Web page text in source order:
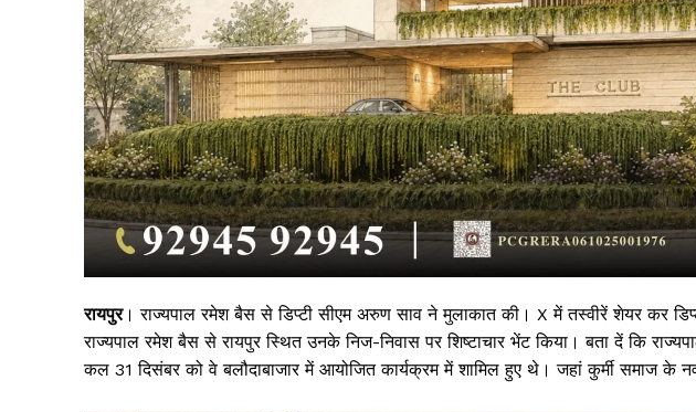
रायपुर। राज्यपाल रमेश बैस से डिप्टी सीएम अरुण साव ने मुलाकात की। X में तस्वीरें शेयर कर
राज्यपाल रमेश बैस से रायपुर स्थित उनके निज-निवास पर शिष्टाचार भेंट किया। बता दें कि
कल 31 दिसंबर को वे बलौदाबाजार में आयोजित कार्यक्रम में शामिल हुए थे। जहां कुर्मी समाज के